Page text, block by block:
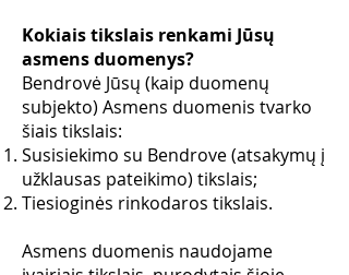
Kokiais tikslais renkami Jūsų
asmens duomenys?
Bendrovė Jūsų (kaip duomenų
subjekto) Asmens duomenis tvarko
šiais tikslais:
Susisiekimo su Bendrove (atsakymų į
užklausas pateikimo) tikslais;
Tiesioginės rinkodaros tikslais.
Asmens duomenis naudojame